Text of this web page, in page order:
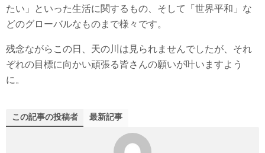
たい」といった生活に関するもの、そして「世界平和」な
どのグローバルなものまで様々です。
残念ながらこの日、天の川は見られませんでしたが、それ
ぞれの目標に向かい頑張る皆さんの願いが叶いますよう
に。
この記事の投稿者 最新記事